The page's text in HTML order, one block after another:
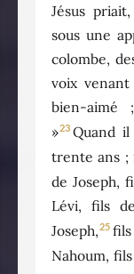
Jésus
sous une
colombe,
voix
bien-
»23 Quand il
trente ans ;
de Joseph,
Lévi, fils
Joseph,25 fils
Nahoum,